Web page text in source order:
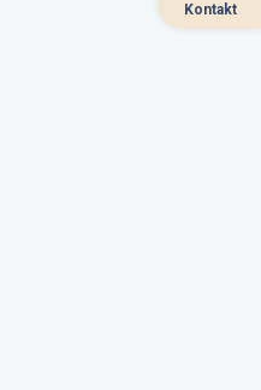
Kontakt
Kontakt